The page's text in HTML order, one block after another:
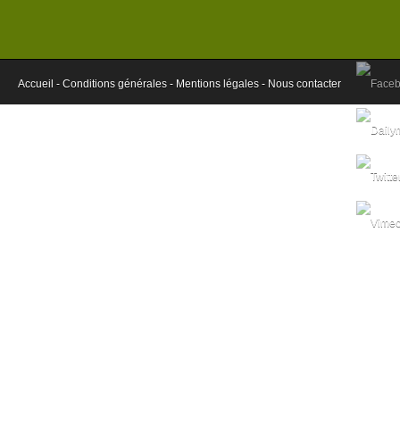
Accueil - Conditions générales - Mentions légales - Nous contacter